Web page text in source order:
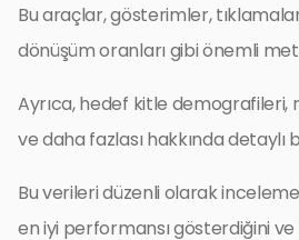
Bu araçlar, gösterimler,
dönüşüm oranları gibi önemli
Ayrıca, hedef kitle demografileri,
ve daha fazlası hakkında detaylı
Bu verileri düzenli olarak
en iyi performansı gösterdiğini